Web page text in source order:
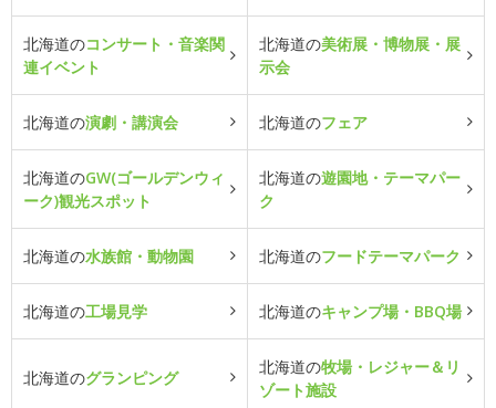
北海道のコンサート・音楽関
連イベント
北海道の美術展・博物展・展
示会
北海道の演劇・講演会 北海道のフェア
北海道のGW(ゴールデンウィ
ーク)観光スポット
北海道の遊園地・テーマパー
ク
北海道の水族館・動物園 北海道のフードテーマパーク
北海道の工場見学 北海道のキャンプ場・BBQ場
北海道のグランピング
北海道の牧場・レジャー＆リ
ゾート施設